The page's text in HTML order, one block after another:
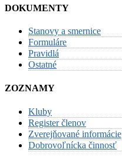
DOKUMENTY
Stanovy a smernice
Formuláre
Pravidlá
Ostatné
ZOZNAMY
Kluby
Register členov
Zverejňované informácie
Dobrovoľnícka činnosť